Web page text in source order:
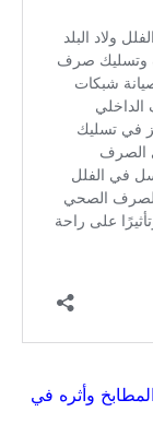
وأثره في